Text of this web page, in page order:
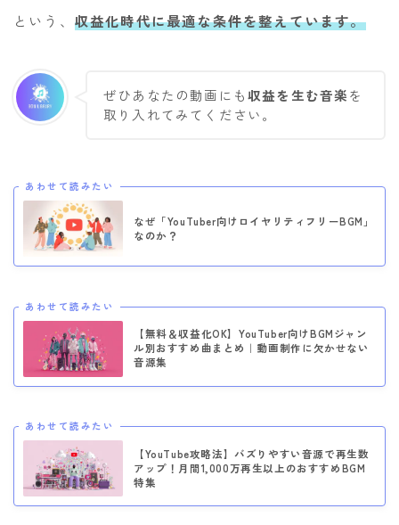
という、 収益化時代に最適な条件を整えています。
ぜひあなたの動画にも収益を生む音楽を
取り入れてみてください。
あわせて読みたい
なぜ「YouTuber向けロイヤリティフリーBGM」
なのか？
あわせて読みたい
【無料＆収益化OK】YouTuber向けBGMジャン
ル別おすすめ曲まとめ｜動画制作に欠かせない
音源集
あわせて読みたい
【YouTube攻略法】バズりやすい音源で再生数
アップ！月間1,000万再生以上のおすすめBGM
特集